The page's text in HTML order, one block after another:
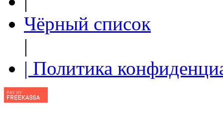
Чёрный список
|
| Политика